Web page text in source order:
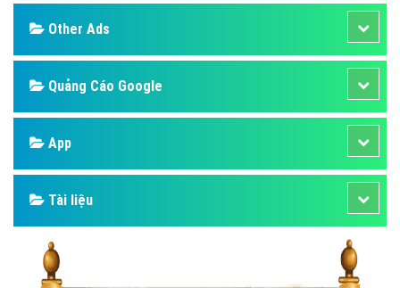
Other Ads
Quảng Cáo Google
App
Tài liệu